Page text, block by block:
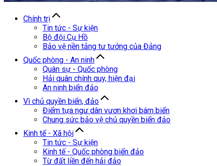
Chính trị
Tin tức - Sự kiện
Bộ đội Cụ Hồ
Bảo vệ nền tảng tư tưởng của Đảng
Quốc phòng - An ninh
Quân sự - Quốc phòng
Hải quân chính quy, hiện đại
An ninh biển đảo
Vì chủ quyền biển, đảo
Điểm tựa ngư dân vươn khơi bám biển
Chung sức bảo vệ chủ quyền biển đảo
Kinh tế - Xã hội
Tin tức - Sự kiện
Kinh tế - Quốc phòng biển đảo
Từ đất liền đến hải đảo